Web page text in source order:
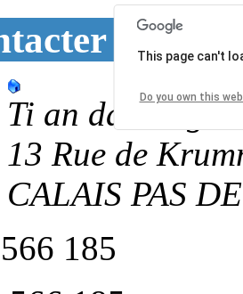
Ti an
13 Rue de
CALAIS PAS
185
This page can't
Do you own this